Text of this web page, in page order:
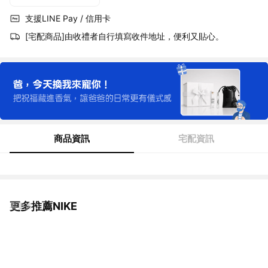
支援LINE Pay / 信用卡
[宅配商品]由收禮者自行填寫收件地址，便利又貼心。
商品資訊 宅配資訊
更多推薦NIKE
看更多